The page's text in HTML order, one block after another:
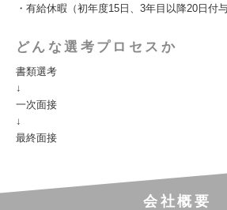
・有給休暇（初年度15日、3年目以降20日付与
どんな選考プロセスか
書類選考
↓
一次面接
↓
最終面接
会社概要